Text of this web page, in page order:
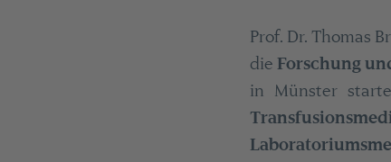
Prof. Dr. Thomas
die Forschung
in Münster